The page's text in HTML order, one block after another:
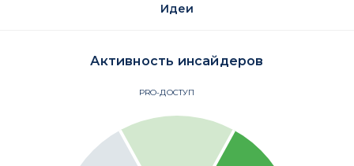
Идеи
Активность инсайдеров
PRO-ДОСТУП